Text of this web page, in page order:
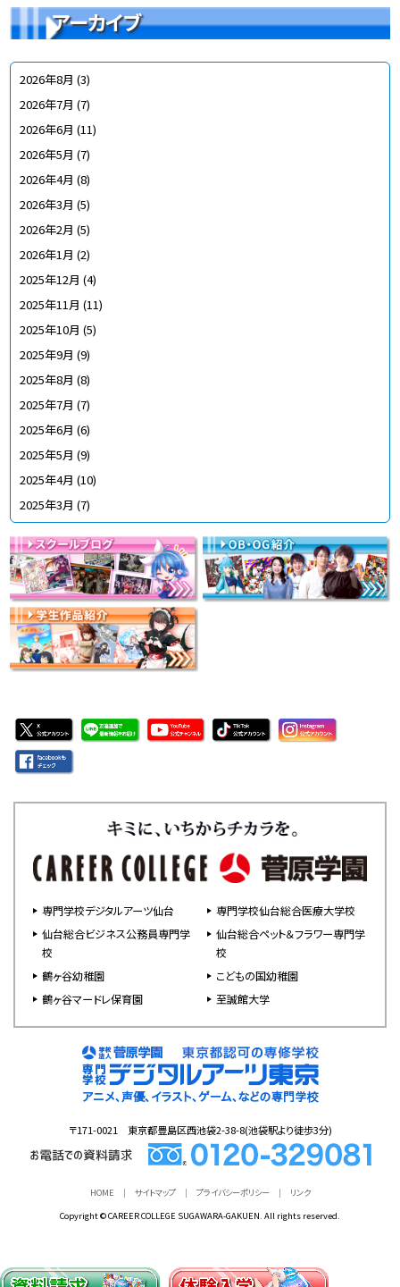
アーカイブ
2026年8月 (3)
2026年7月 (7)
2026年6月 (11)
2026年5月 (7)
2026年4月 (8)
2026年3月 (5)
2026年2月 (5)
2026年1月 (2)
2025年12月 (4)
2025年11月 (11)
2025年10月 (5)
2025年9月 (9)
2025年8月 (8)
2025年7月 (7)
2025年6月 (6)
2025年5月 (9)
2025年4月 (10)
2025年3月 (7)
専門学校デジタルアーツ仙台
専門学校仙台総合医療大学校
仙台総合ビジネス公務員専門学
校
仙台総合ペット＆フラワー専門学
校
鶴ヶ谷幼稚園
こどもの国幼稚園
鶴ヶ谷マードレ保育園
至誠館大学
〒171-0021 東京都豊島区西池袋2-38-8(池袋駅より徒歩3分)
Copyright © CAREER COLLEGE SUGAWARA-GAKUEN. All rights reserved.
HOME サイトマップ プライバシーポリシー リンク